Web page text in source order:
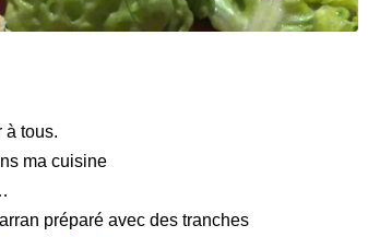
à tous.
ma cuisine
préparé avec des tranches